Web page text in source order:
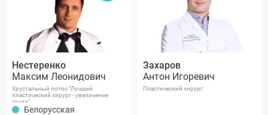
Нестеренко
Максим Леонидович
Хрустальный лотос "Лучший
пластический хирург - увеличение
груди"
Белорусская
Захаров
Антон Игоревич
Пластический хирург